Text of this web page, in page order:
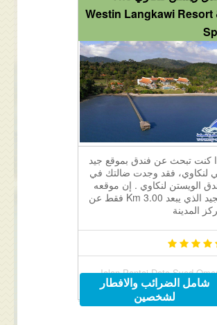
Westin Langkawi Resort
كنت تبحث عن فندق بموقع جيد
لنكاوي، فقد وجدت ضالتك في
الويستن لنكاوي . إن موقعه
الجيد الذي يبعد 3.00 Km فقط عن
المدينة
Jalan Pantai Dato Syed
Kuah, Langkawi, Malaysia
شامل الضرائب والافطار
لشخصين